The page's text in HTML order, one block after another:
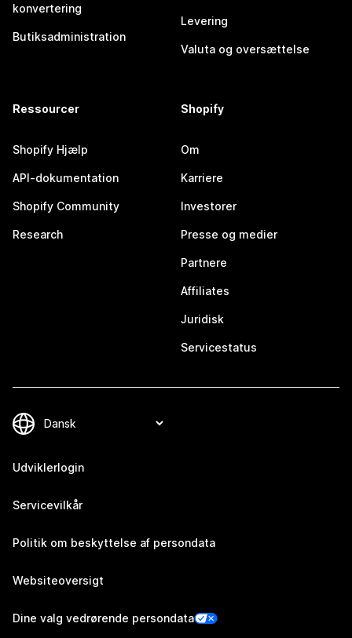
konvertering
Butiksadministration
Levering
Valuta og oversættelse
Ressourcer
Shopify Hjælp
API-dokumentation
Shopify Community
Research
Shopify
Om
Karriere
Investorer
Presse og medier
Partnere
Affiliates
Juridisk
Servicestatus
Udviklerlogin
Servicevilkår
Politik om beskyttelse af persondata
Websiteoversigt
Dine valg vedrørende persondata